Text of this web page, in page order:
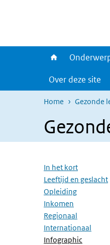
Over deze site
Home Gezonde
Overslaan menu
In het kort
Leeftijd en geslacht
Opleiding
Inkomen
Regionaal
Internationaal
Infographic